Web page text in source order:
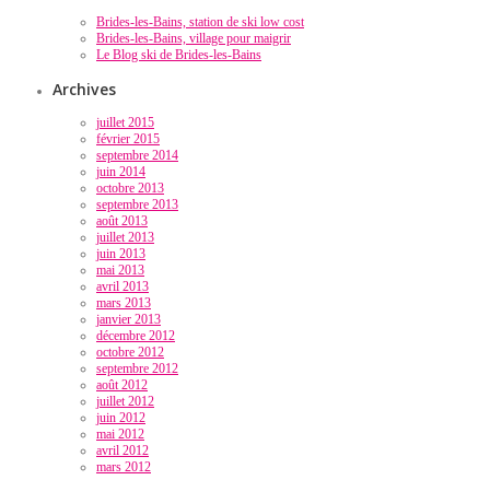
Brides-les-Bains, station de ski low cost
Brides-les-Bains, village pour maigrir
Le Blog ski de Brides-les-Bains
Archives
juillet 2015
février 2015
septembre 2014
juin 2014
octobre 2013
septembre 2013
août 2013
juillet 2013
juin 2013
mai 2013
avril 2013
mars 2013
janvier 2013
décembre 2012
octobre 2012
septembre 2012
août 2012
juillet 2012
juin 2012
mai 2012
avril 2012
mars 2012